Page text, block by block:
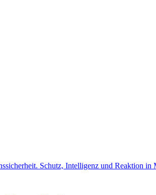
Schutz, Intelligenz und Reaktion in